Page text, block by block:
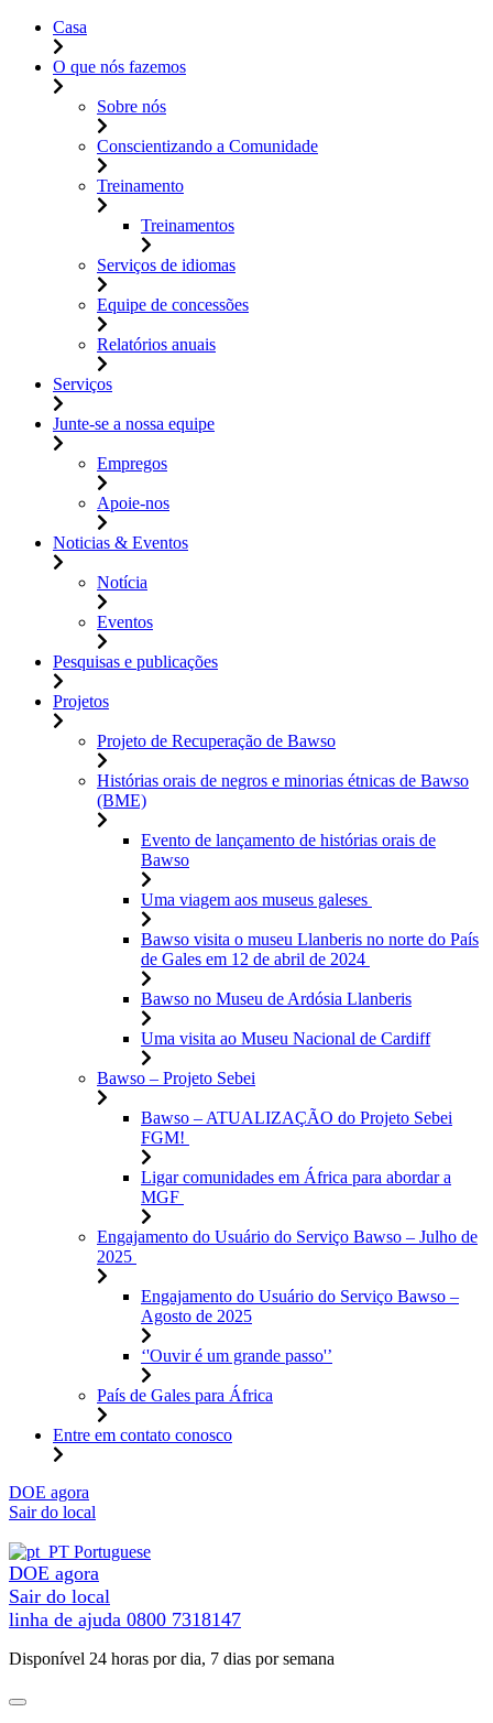
Casa
O que nós fazemos
Sobre nós
Conscientizando a Comunidade
Treinamento
Treinamentos
Serviços de idiomas
Equipe de concessões
Relatórios anuais
Serviços
Junte-se a nossa equipe
Empregos
Apoie-nos
Noticias & Eventos
Notícia
Eventos
Pesquisas e publicações
Projetos
Projeto de Recuperação de Bawso
Histórias orais de negros e minorias étnicas de Bawso
(BME)
Evento de lançamento de histórias orais de
Bawso
Uma viagem aos museus galeses
Bawso visita o museu Llanberis no norte do País
de Gales em 12 de abril de 2024
Bawso no Museu de Ardósia Llanberis
Uma visita ao Museu Nacional de Cardiff
Bawso – Projeto Sebei
Bawso – ATUALIZAÇÃO do Projeto Sebei
FGM!
Ligar comunidades em África para abordar a
MGF
Engajamento do Usuário do Serviço Bawso – Julho de
2025
Engajamento do Usuário do Serviço Bawso –
Agosto de 2025
‘'Ouvir é um grande passo'’
País de Gales para África
Entre em contato conosco
Ir
para
conteúdo
DOE agora
Sair do local
Portuguese
DOE agora
Sair do local
linha de ajuda 0800 7318147
Disponível 24 horas por dia, 7 dias por semana